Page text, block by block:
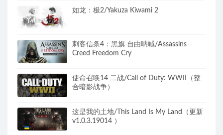
如龙：极2/Yakuza Kiwami 2
刺客信条4：黑旗 自由呐喊/Assassins
Creed Freedom Cry
使命召唤14 二战/Call of Duty: WWII（整
合暗影战争）
这是我的土地/This Land Is My Land（更新
v1.0.3.19014 ）